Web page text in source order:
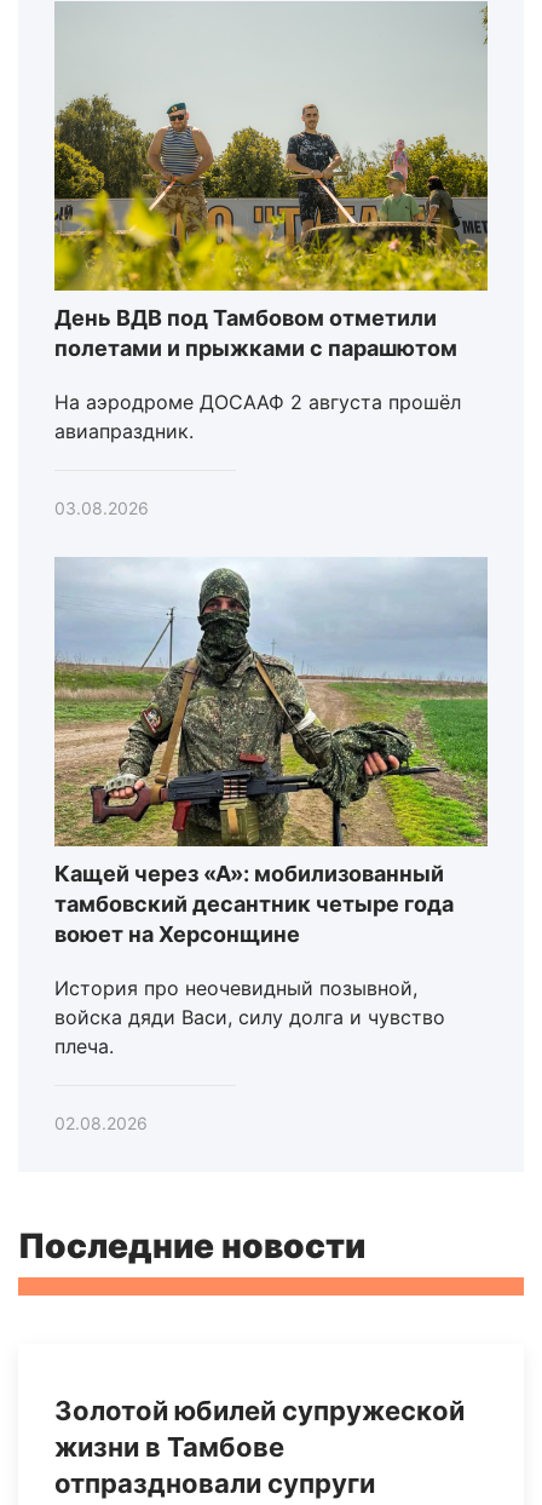
День ВДВ под Тамбовом отметили
полетами и прыжками с парашютом
На аэродроме ДОСААФ 2 августа прошёл
авиапраздник.
03.08.2026
Кащей через «А»: мобилизованный
тамбовский десантник четыре года
воюет на Херсонщине
История про неочевидный позывной,
войска дяди Васи, силу долга и чувство
плеча.
02.08.2026
Последние новости
Золотой юбилей супружеской
жизни в Тамбове
отпраздновали супруги